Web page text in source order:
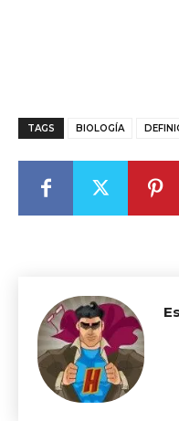
TAGS BIOLOGÍA